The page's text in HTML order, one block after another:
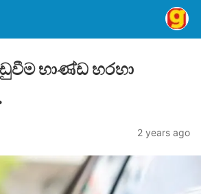
භාණ්ඩ හරහා
2 years ago